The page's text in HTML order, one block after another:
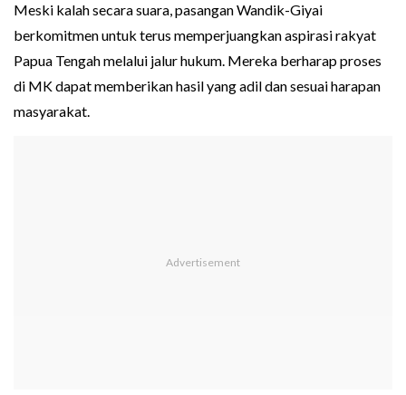
Meski kalah secara suara, pasangan Wandik-Giyai
berkomitmen untuk terus memperjuangkan aspirasi rakyat
Papua Tengah melalui jalur hukum. Mereka berharap proses
di MK dapat memberikan hasil yang adil dan sesuai harapan
masyarakat.